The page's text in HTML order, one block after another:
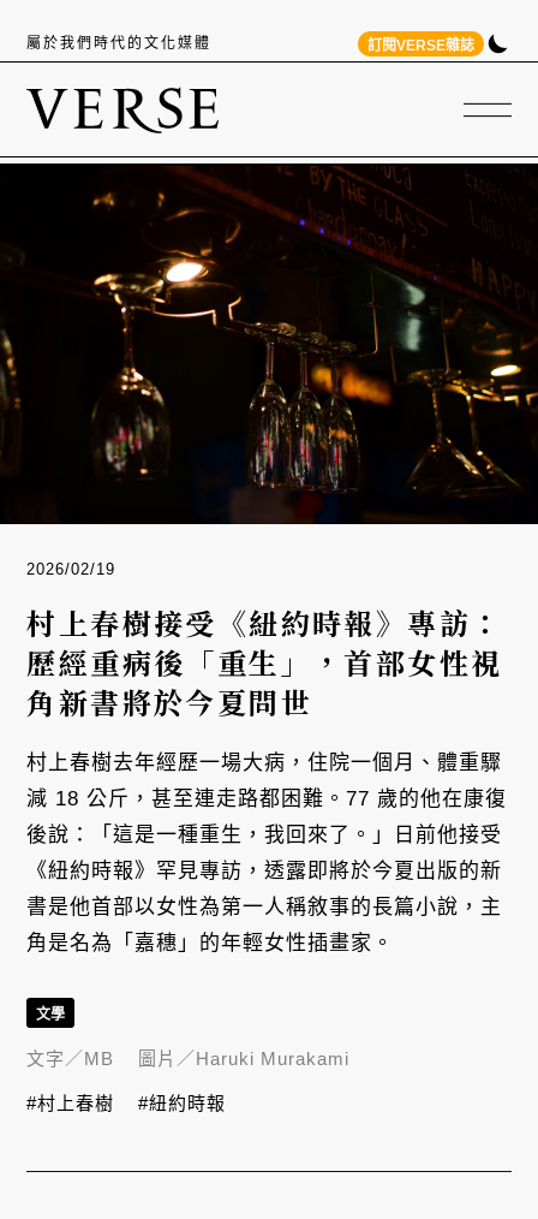
屬於我們時代的文化媒體 訂閱VERSE雜誌
2026/02/19
村上春樹接受《紐約時報》專訪：
歷經重病後「重生」，首部女性視
角新書將於今夏問世
村上春樹去年經歷一場大病，住院一個月、體重驟
減 18 公斤，甚至連走路都困難。77 歲的他在康復
後說：「這是一種重生，我回來了。」日前他接受
《紐約時報》罕見專訪，透露即將於今夏出版的新
書是他首部以女性為第一人稱敘事的長篇小說，主
角是名為「嘉穗」的年輕女性插畫家。
文學
文字／MB 圖片／Haruki Murakami
#村上春樹 #紐約時報